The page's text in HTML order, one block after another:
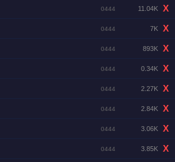
0444 11.04K
X
0444 7K
X
0444 893K
X
0444 0.34K
X
0444 2.27K
X
0444 2.84K
X
0444 3.06K
X
0444 3.85K
X